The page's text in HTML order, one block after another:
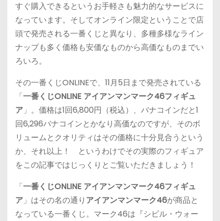
すぐ購入できるというお手軽さも魅力的なサービスに
なっています。そしてオンライン限定ということで店
頭で発売される一番くじと異なり、多種多様なライン
ナップも多く価格も安価なものから高価なものまでい
ろいろ。
その一番くじONLINEで、11月5日まで発売されている
「一番くじONLINE アイアンマンマーク46フィギュ
ア 」。価格は1回6,800円（税込）、バナコインだと1
回6,296バナコインとかなり高価なのですが、そのボ
リュームとクオリティはその価格に十分見合うという
か、それ以上！ というわけでその実際のフィギュア
をこの記事ではじっくりとご覧いただきましょう！
「一番くじONLINE アイアンマンマーク46フィギュ
ア 」はその名の通り アイアンマンマーク46が商品と
なっている一番くじ。マーク46は『シビル・ウォー